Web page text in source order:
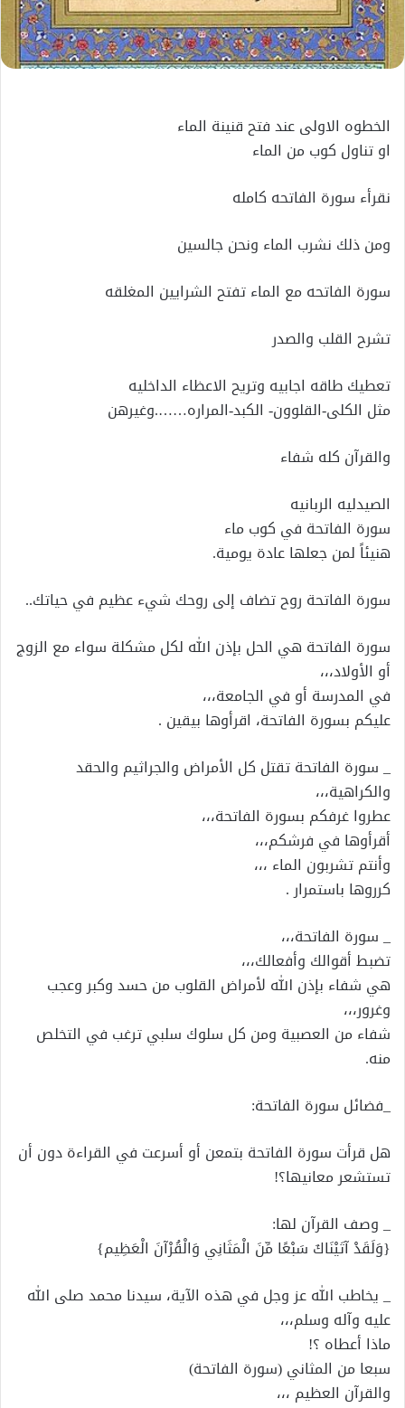
الخطوه الاولى عند فتح قنينة الماء
او تناول كوب من الماء
نقرأء سورة الفاتحه كامله
ومن ذلك نشرب الماء ونحن جالسين
سورة الفاتحه مع الماء تفتح الشرايين المغلقه
تشرح القلب والصدر
تعطيك طاقه اجابيه وتريح الاعظاء الداخليه
مثل الكلى-القلوون- الكبد-المراره…….وغيرهن
والقرآن كله شفاء
الصيدليه الربانيه
سورة الفاتحة في كوب ماء
هنيئاً لمن جعلها عادة يومية.
سورة الفاتحة روح تضاف إلى روحك شيء عظيم في حياتك..
سورة الفاتحة هي الحل بإذن الله لكل مشكلة سواء مع الزوج
أو اﻷولاد،،،
في المدرسة أو في الجامعة،،،
عليكم بسورة الفاتحة، اقرأوها بيقين .
_ سورة الفاتحة تقتل كل اﻷمراض والجراثيم والحقد
والكراهية،،،
عطروا غرفكم بسورة الفاتحة،،،
أقرأوها في فرشكم،،،
وأنتم تشربون الماء ،،،
كرروها باستمرار .
_ سورة الفاتحة،،،
تضبط أقوالك وأفعالك،،،
هي شفاء بإذن الله ﻷمراض القلوب من حسد وكبر وعجب
وغرور،،،
شفاء من العصبية ومن كل سلوك سلبي ترغب في التخلص
منه.
_فضائل سورة الفاتحة:
هل قرأت سورة الفاتحة بتمعن أو أسرعت في القراءة دون أن
تستشعر معانيها؟!
_ وصف القرآن لها:
{وَلَقَدْ آتَيْنَاكَ سَبْعًا مِّنَ الْمَثَانِي وَالْقُرْآنَ الْعَظِيم}
_ يخاطب الله عز وجل في هذه اﻵية، سيدنا محمد صلى الله
عليه وآله وسلم،،،
ماذا أعطاه ؟!
سبعا من المثاني (سورة الفاتحة)
والقرآن العظيم ،،،